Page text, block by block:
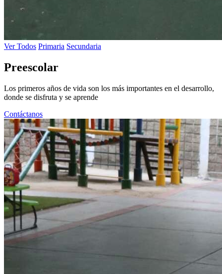
Ver Todos Primaria Secundaria
Preescolar
Los primeros años de vida son los más importantes en el desarrollo,
donde se disfruta y se aprende
Contáctanos